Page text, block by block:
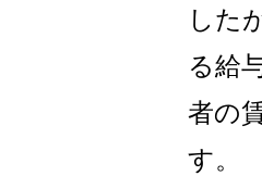
した
る給
者の
す。